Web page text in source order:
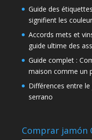
Guide des
signifient les
Accords mets et
guide ultime des
Guide complet :
maison comme un
Différences entre
serrano
Comprar jamón